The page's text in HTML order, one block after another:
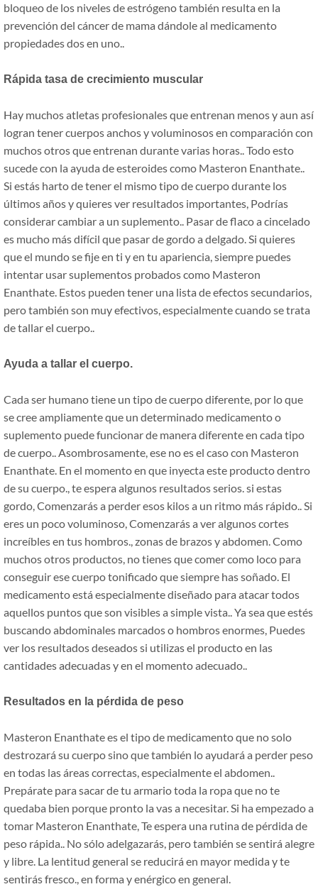
bloqueo de los niveles de estrógeno también resulta en la
prevención del cáncer de mama dándole al medicamento
propiedades dos en uno..
Rápida tasa de crecimiento muscular
Hay muchos atletas profesionales que entrenan menos y aun así
logran tener cuerpos anchos y voluminosos en comparación con
muchos otros que entrenan durante varias horas.. Todo esto
sucede con la ayuda de esteroides como Masteron Enanthate..
Si estás harto de tener el mismo tipo de cuerpo durante los
últimos años y quieres ver resultados importantes, Podrías
considerar cambiar a un suplemento.. Pasar de flaco a cincelado
es mucho más difícil que pasar de gordo a delgado. Si quieres
que el mundo se fije en ti y en tu apariencia, siempre puedes
intentar usar suplementos probados como Masteron
Enanthate. Estos pueden tener una lista de efectos secundarios,
pero también son muy efectivos, especialmente cuando se trata
de tallar el cuerpo..
Ayuda a tallar el cuerpo.
Cada ser humano tiene un tipo de cuerpo diferente, por lo que
se cree ampliamente que un determinado medicamento o
suplemento puede funcionar de manera diferente en cada tipo
de cuerpo.. Asombrosamente, ese no es el caso con Masteron
Enanthate. En el momento en que inyecta este producto dentro
de su cuerpo., te espera algunos resultados serios. si estas
gordo, Comenzarás a perder esos kilos a un ritmo más rápido.. Si
eres un poco voluminoso, Comenzarás a ver algunos cortes
increíbles en tus hombros., zonas de brazos y abdomen. Como
muchos otros productos, no tienes que comer como loco para
conseguir ese cuerpo tonificado que siempre has soñado. El
medicamento está especialmente diseñado para atacar todos
aquellos puntos que son visibles a simple vista.. Ya sea que estés
buscando abdominales marcados o hombros enormes, Puedes
ver los resultados deseados si utilizas el producto en las
cantidades adecuadas y en el momento adecuado..
Resultados en la pérdida de peso
Masteron Enanthate es el tipo de medicamento que no solo
destrozará su cuerpo sino que también lo ayudará a perder peso
en todas las áreas correctas, especialmente el abdomen..
Prepárate para sacar de tu armario toda la ropa que no te
quedaba bien porque pronto la vas a necesitar. Si ha empezado a
tomar Masteron Enanthate, Te espera una rutina de pérdida de
peso rápida.. No sólo adelgazarás, pero también se sentirá alegre
y libre. La lentitud general se reducirá en mayor medida y te
sentirás fresco., en forma y enérgico en general.